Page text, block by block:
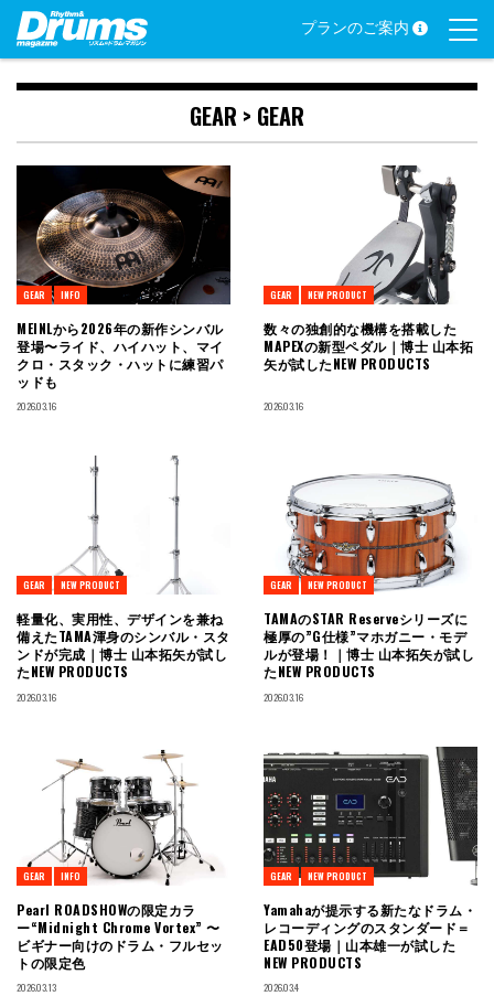
Skip
content
プランのご案内
GEAR > GEAR
GEAR INFO
MEINLから2026年の新作シンバル
登場〜ライド、ハイハット、マイ
クロ・スタック・ハットに練習パ
ッドも
2026.03.16
GEAR NEW PRODUCT
数々の独創的な機構を搭載した
MAPEXの新型ペダル｜博士 山本拓
矢が試したNEW PRODUCTS
2026.03.16
GEAR NEW PRODUCT
軽量化、実用性、デザインを兼ね
備えたTAMA渾身のシンバル・スタ
ンドが完成｜博士 山本拓矢が試し
たNEW PRODUCTS
2026.03.16
GEAR NEW PRODUCT
TAMAのSTAR Reserveシリーズに
極厚の”G仕様”マホガニー・モデ
ルが登場！｜博士 山本拓矢が試し
たNEW PRODUCTS
2026.03.16
GEAR INFO
Pearl ROADSHOWの限定カラ
ー“Midnight Chrome Vortex” 〜
ビギナー向けのドラム・フルセッ
トの限定色
2026.03.13
GEAR NEW PRODUCT
Yamahaが提示する新たなドラム・
レコーディングのスタンダード＝
EAD50登場｜山本雄一が試した
NEW PRODUCTS
2026.03.4